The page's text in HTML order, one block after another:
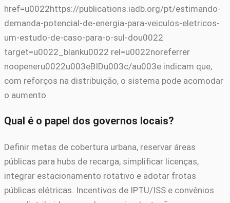
href=u0022https://publications.iadb.org/pt/estimando-
demanda-potencial-de-energia-para-veiculos-eletricos-
um-estudo-de-caso-para-o-sul-dou0022
target=u0022_blanku0022 rel=u0022noreferrer
noopeneru0022u003eBIDu003c/au003e indicam que,
com reforços na distribuição, o sistema pode acomodar
o aumento.
Qual é o papel dos governos locais?
Definir metas de cobertura urbana, reservar áreas
públicas para hubs de recarga, simplificar licenças,
integrar estacionamento rotativo e adotar frotas
públicas elétricas. Incentivos de IPTU/ISS e convênios